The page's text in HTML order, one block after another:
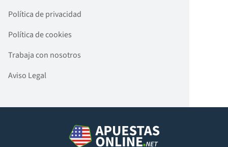
Política de privacidad
Política de cookies
Trabaja con nosotros
Aviso Legal